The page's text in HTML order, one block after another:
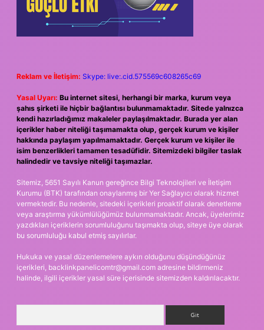
Reklam ve İletişim: Skype: live:.cid.575569c608265c69
Yasal Uyarı: Bu internet sitesi, herhangi bir marka, kurum veya
şahıs şirketi ile hiçbir bağlantısı bulunmamaktadır. Sitede yalnızca
kendi hazırladığımız makaleler paylaşılmaktadır. Burada yer alan
içerikler haber niteliği taşımamakta olup, gerçek kurum ve kişiler
hakkında paylaşım yapılmamaktadır. Gerçek kurum ve kişiler ile
isim benzerlikleri tamamen tesadüfidir. Sitemizdeki bilgiler taslak
halindedir ve tavsiye niteliği taşımazlar.
Sitemiz, 5651 Sayılı Kanun gereğince Bilgi Teknolojileri ve İletişim
Kurumu (BTK) tarafından onaylanmış bir Yer Sağlayıcı olarak hizmet
vermektedir. Bu nedenle, sitedeki içerikleri proaktif olarak denetleme
veya araştırma yükümlülüğümüz bulunmamaktadır. Ancak, üyelerimiz
yazdıkları içeriklerin sorumluluğunu taşımakta olup, siteye üye olarak
bu sorumluluğu kabul etmiş sayılırlar.
Hukuka ve yasal düzenlemelere aykırı olduğunu düşündüğünüz
içerikleri, backlinkpanelicomtr@gmail.com adresine bildirmeniz
halinde, ilgili içerikler yasal süre içerisinde sitemizden kaldırılacaktır.